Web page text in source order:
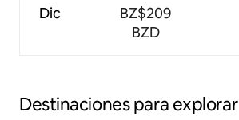
Dic
BZ$209
BZD
Destinaciones para explorar